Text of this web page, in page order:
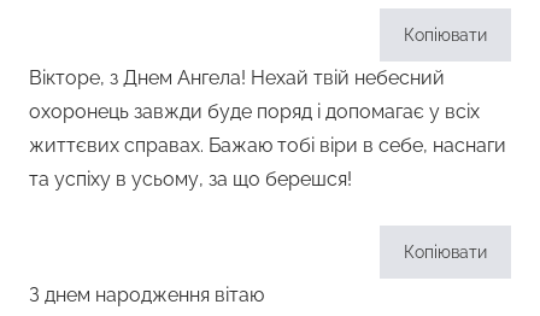
Копіювати
Вікторе, з Днем Ангела! Нехай твій небесний
охоронець завжди буде поряд і допомагає у всіх
життєвих справах. Бажаю тобі віри в себе, наснаги
та успіху в усьому, за що берешся!
Копіювати
З днем народження вітаю